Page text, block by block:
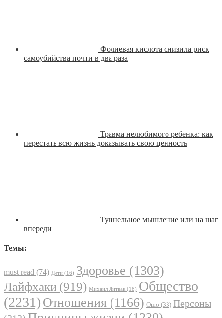
Фолиевая кислота снизила риск
самоубийства почти в два раза
Травма нелюбимого ребенка: как
перестать всю жизнь доказывать свою ценность
Туннельное мышление или на шаг
впереди
Темы:
must read (74) Дети (16) Здоровье (1303)
Лайфхаки (919) Михаил Литвак (18) Общество
(2231) Отношения (1166) Ошо (33) Персоны